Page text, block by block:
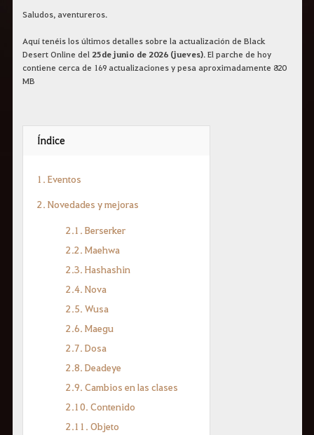
Saludos, aventureros.
Aquí tenéis los últimos detalles sobre la actualización de Black
Desert Online del 25 de junio de 2026 (jueves). El parche de hoy
contiene cerca de 169 actualizaciones y pesa aproximadamente 820
MB
Índice
1. Eventos
2. Novedades y mejoras
2.1. Berserker
2.2. Maehwa
2.3. Hashashin
2.4. Nova
2.5. Wusa
2.6. Maegu
2.7. Dosa
2.8. Deadeye
2.9. Cambios en las clases
2.10. Contenido
2.11. Objeto